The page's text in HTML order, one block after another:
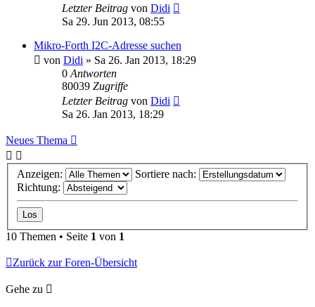
Letzter Beitrag von Didi
Sa 29. Jun 2013, 08:55
Mikro-Forth I2C-Adresse suchen
von Didi » Sa 26. Jan 2013, 18:29
0 Antworten
80039 Zugriffe
Letzter Beitrag von Didi
Sa 26. Jan 2013, 18:29
Neues Thema
Anzeigen:
Sortiere nach:
Richtung:
10 Themen • Seite 1 von 1
Zurück zur Foren-Übersicht
Gehe zu